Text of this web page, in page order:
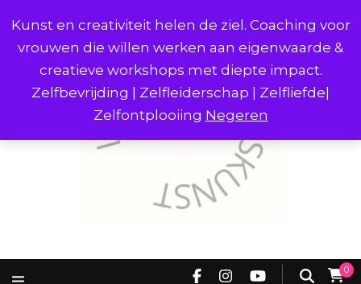
Kunst en creativiteit helen de ziel. Coaching voor
vrouwen die willen werken aan eigenwaarde &
creatieve workshops met diepte impact.
Zelfbevrijding | Zelfleiderschap | Zelfliefde|
Zelfontplooiing Negeren
0